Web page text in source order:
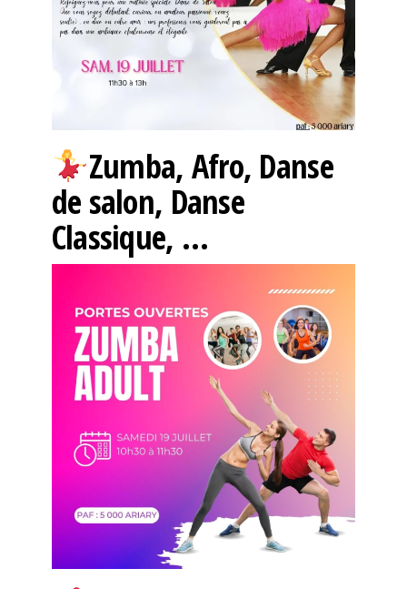
Zumba, Afro, Danse
de salon, Danse
Classique, …